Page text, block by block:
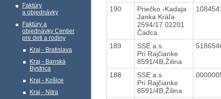
Faktúry
a objednávky
Faktúry a
objednávky Centier
pre deti a rodiny
Kraj - Bratislava
Kraj - Banská
Bystrica
Kraj - Košice
Kraj - Nitra
190
Priečko -Kadaja
Janka Kráľa
2594/17 02201
Čadca
189
SSE a.s.
Pri Rajčianke
8591/4B,Žilina
188
SSE a.s.
Pri Rajčianke
8591/4B,Žilina